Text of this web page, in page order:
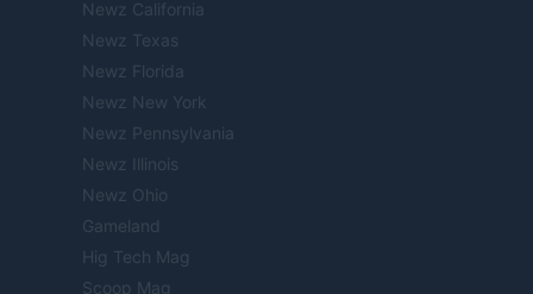
Newz California
Newz Texas
Newz Florida
Newz New York
Newz Pennsylvania
Newz Illinois
Newz Ohio
Gameland
Hig Tech Mag
Scoop Mag